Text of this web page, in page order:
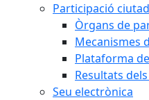
Participació
Òrgans de
Mecanismes
Plataforma
Resultats
Seu electrònica